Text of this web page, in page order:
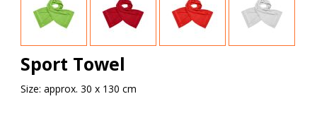
Sport Towel
Size: approx. 30 x 130 cm